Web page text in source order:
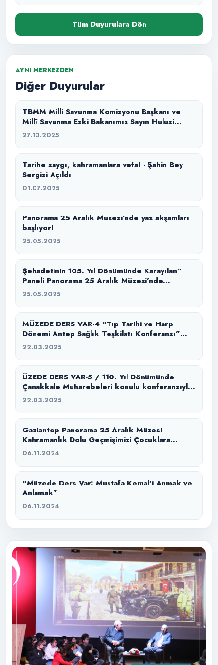
Tüm Duyurulara Dön
AYNI MERKEZDEN
Diğer Duyurular
TBMM Milli Savunma Komisyonu Başkanı ve
Millî Savunma Eski Bakanımız Sayın Hulusi
Akar, müzemizde sivil toplum kuruluşu
27.10.2025
Tarihe saygı, kahramanlara vefa! - Şahin Bey
Sergisi Açıldı
01.07.2025
Panorama 25 Aralık Müzesi’nde yaz akşamları
başlıyor!
25.05.2025
Şehadetinin 105. Yıl Dönümünde Karayılan”
Paneli Panorama 25 Aralık Müzesi’nde
Gerçekleştirildi
25.05.2025
MÜZEDE DERS VAR-4 “Tıp Tarihi ve Harp
Dönemi Antep Sağlık Teşkilatı Konferansı”
büyük bir coşkuyla tamamlandı!
22.03.2025
ÜZEDE DERS VAR-5 / 110. Yıl Dönümünde
Çanakkale Muharebeleri konulu konferansıyla
gerçekleşti.
22.03.2025
Gaziantep Panorama 25 Aralık Müzesi
Kahramanlık Dolu Geçmişimizi Çocuklara
Aktarmaya Devam Ediyor
06.11.2024
“Müzede Ders Var: Mustafa Kemal’i Anmak ve
Anlamak”
06.11.2024